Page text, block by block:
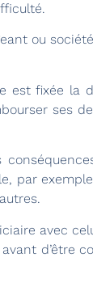
ou
est fixée la
ses
par
avec
d’être